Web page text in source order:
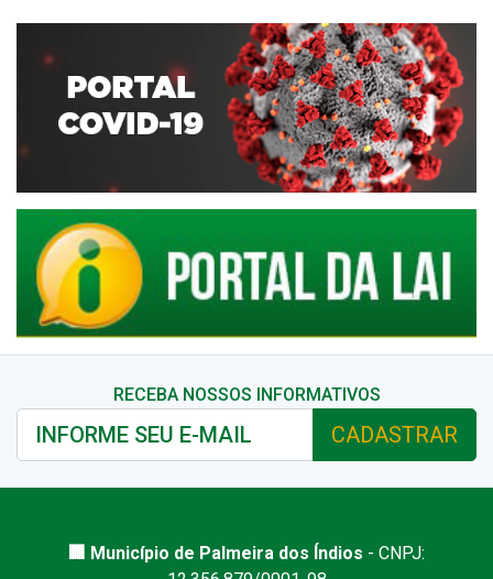
RECEBA NOSSOS INFORMATIVOS
CADASTRAR
🏢 Município de Palmeira dos Índios - CNPJ: